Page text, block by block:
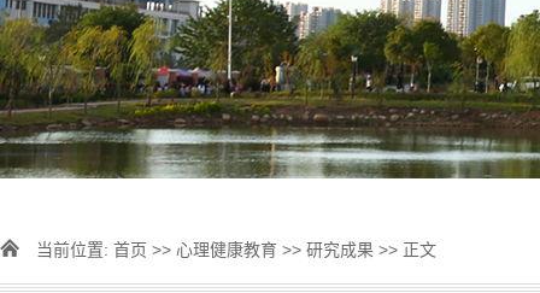
当前位置: 首页 >> 心理健康教育 >> 研究成果 >> 正文